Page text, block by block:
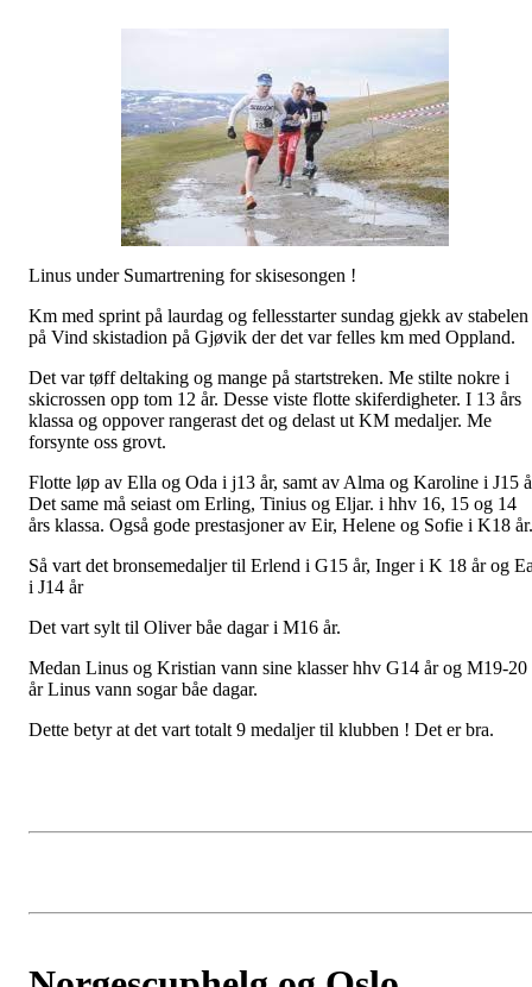
Linus under Sumartrening for skisesongen !
Km med sprint på laurdag og fellesstarter sundag gjekk av stabelen
på Vind skistadion på Gjøvik der det var felles km med Oppland.
Det var tøff deltaking og mange på startstreken. Me stilte nokre i
skicrossen opp tom 12 år. Desse viste flotte skiferdigheter. I 13 års
klassa og oppover rangerast det og delast ut KM medaljer. Me
forsynte oss grovt.
Flotte løp av Ella og Oda i j13 år, samt av Alma og Karoline i J15
Det same må seiast om Erling, Tinius og Eljar. i hhv 16, 15 og 14
års klassa. Også gode prestasjoner av Eir, Helene og Sofie i K18 år.
Så vart det bronsemedaljer til Erlend i G15 år, Inger i K 18 år og
i J14 år
Det vart sylt til Oliver båe dagar i M16 år.
Medan Linus og Kristian vann sine klasser hhv G14 år og M19-20
år Linus vann sogar båe dagar.
Dette betyr at det vart totalt 9 medaljer til klubben ! Det er bra.